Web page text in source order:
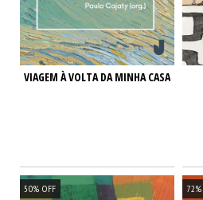
VIAGEM À VOLTA DA MINHA CASA
50% OFF 72%